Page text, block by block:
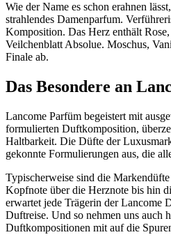
Wie der Name es schon erahnen
strahlendes Damenparfum.
Komposition. Das Herz enthält
Veilchenblatt Absolue. Moschus,
Finale ab.
Das Besondere an
Lancome Parfüm begeistert mit
formulierten Duftkomposition,
Haltbarkeit. Die Düfte der
gekonnte Formulierungen aus, die
Typischerweise sind die
Kopfnote über die Herznote bis hin
erwartet jede Trägerin der Lancome
Duftreise. Und so nehmen uns auch
Duftkompositionen mit auf die